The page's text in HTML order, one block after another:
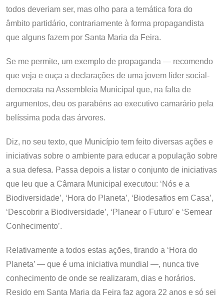
todos deveriam ser, mas olho para a temática fora do
âmbito partidário, contrariamente à forma propagandista
que alguns fazem por Santa Maria da Feira.
Se me permite, um exemplo de propaganda — recomendo
que veja e ouça a declarações de uma jovem líder social-
democrata na Assembleia Municipal que, na falta de
argumentos, deu os parabéns ao executivo camarário pela
belíssima poda das árvores.
Diz, no seu texto, que Município tem feito diversas ações e
iniciativas sobre o ambiente para educar a população sobre
a sua defesa. Passa depois a listar o conjunto de iniciativas
que leu que a Câmara Municipal executou: ‘Nós e a
Biodiversidade’, ‘Hora do Planeta’, ‘Biodesafios em Casa’,
‘Descobrir a Biodiversidade’, ‘Planear o Futuro’ e ‘Semear
Conhecimento’.
Relativamente a todos estas ações, tirando a ‘Hora do
Planeta’ — que é uma iniciativa mundial —, nunca tive
conhecimento de onde se realizaram, dias e horários.
Resido em Santa Maria da Feira faz agora 22 anos e só sei